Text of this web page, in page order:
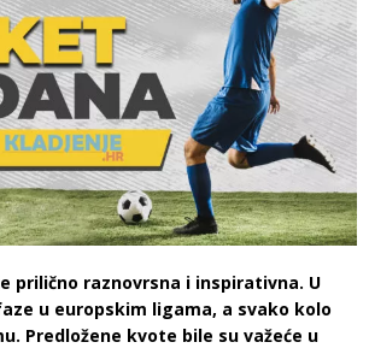
prilično raznovrsna i inspirativna. U
u europskim ligama, a svako kolo
Predložene kvote bile su važeće u